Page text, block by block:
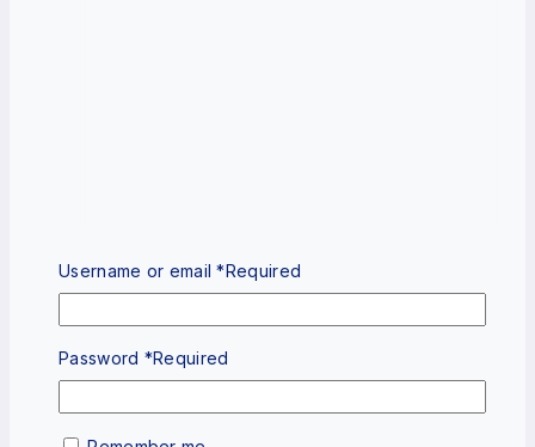
Wishlist Compare Quick View
DerMAGs Trial Set B (Normal/Dry/Sensitive
Skin)
Username or email*Required
Password *Required